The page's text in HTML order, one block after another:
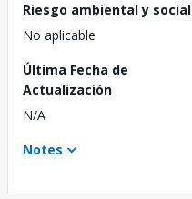
Riesgo ambiental y social
No aplicable
Última Fecha de
Actualización
N/A
Notes